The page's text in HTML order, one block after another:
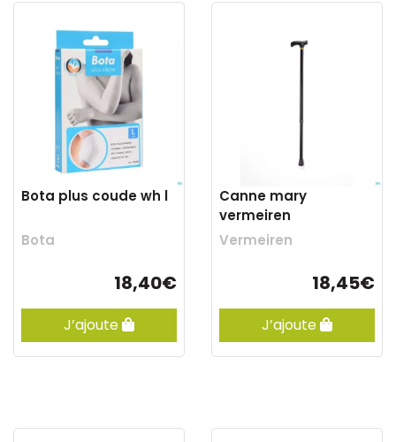
Bota plus coude wh l
Bota
18,40€
J’ajoute
Canne mary
vermeiren
Vermeiren
18,45€
J’ajoute